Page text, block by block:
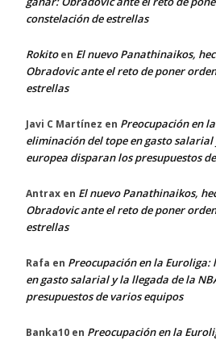
constelación de estrellas
Rokitoen El nuevo Panathinaikos,
Obradovic ante el reto de poner
estrellas
Javi C Martínez en Preocupación en
eliminación del tope en gasto salarial
europea disparan los presupuestos
Antrax en El nuevo Panathinaikos,
Obradovic ante el reto de poner
estrellas
Rafa en Preocupación en la
en gasto salarial y la llegada de la
presupuestos de varios equipos
Banka10 en Preocupación en la